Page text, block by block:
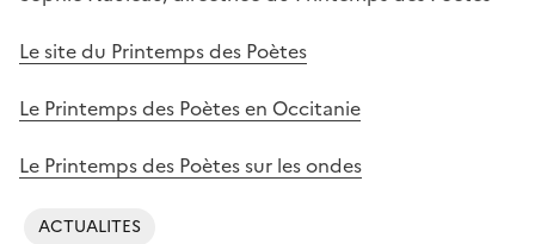
Le site du Printemps des Poètes
Le Printemps des Poètes en Occitanie
Le Printemps des Poètes sur les ondes
ACTUALITES